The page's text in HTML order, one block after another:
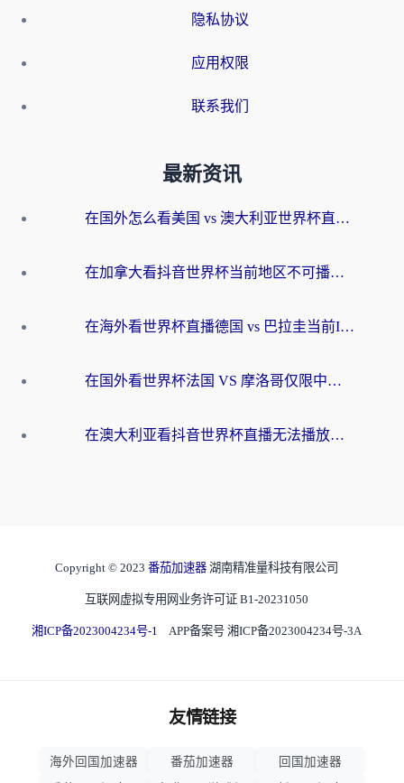
隐私协议
应用权限
联系我们
最新资讯
在国外怎么看美国 vs 澳大利亚世界杯直播？海外党必藏的中文解说观赛指南
在加拿大看抖音世界杯当前地区不可播放？海外党体育观赛终极指南
在海外看世界杯直播德国 vs 巴拉圭当前IP受限制？这篇指南帮你轻松解决地区限制
在国外看世界杯法国 VS 摩洛哥仅限中国大陆？别让地域限制拦下你的欢呼
在澳大利亚看抖音世界杯直播无法播放？海外党体育观赛终极指南来了！
Copyright © 2023 番茄加速器 湖南精准量科技有限公司
互联网虚拟专用网业务许可证 B1-20231050
湘ICP备2023004234号-1 APP备案号 湘ICP备2023004234号-3A
友情链接
海外回国加速器 番茄加速器
回国加速器